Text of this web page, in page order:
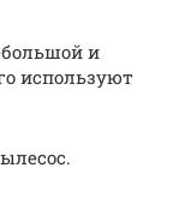
и
используют